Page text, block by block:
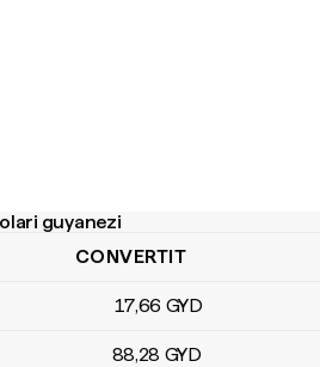
guyanezi
guyanezi
CONVERTIT
17,66 GYD
88,28 GYD